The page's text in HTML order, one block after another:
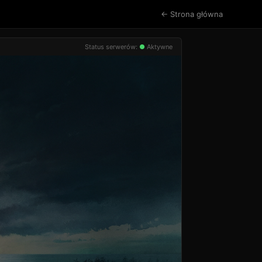
← Strona główna
Status serwerów: ● Aktywne